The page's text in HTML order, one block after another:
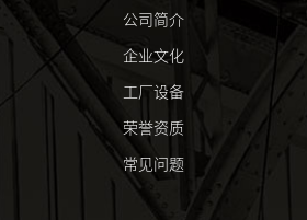
公司简介
企业文化
工厂设备
荣誉资质
常见问题